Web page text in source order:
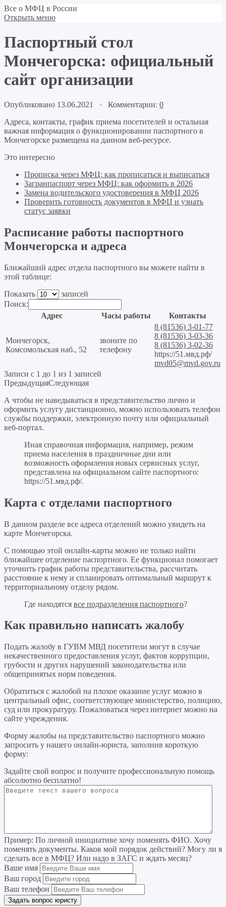
Все о МФЦ в России
Открыть меню
Паспортный стол
Мончегорска: официальный
сайт организации
Опубликовано 13.06.2021 · Комментарии: 0
Адреса, контакты, график приема посетителей и остальная
важная информация о функционировании паспортного в
Мончегорске размещена на данном веб-ресурсе.
Это интересно
Прописка через МФЦ: как прописаться и выписаться
Загранпаспорт через МФЦ: как оформить в 2026
Замена водительского удостоверения в МФЦ 2026
Проверить готовность документов в МФЦ и узнать
статус заявки
Расписание работы паспортного
Мончегорска и адреса
Ближайший адрес отдела паспортного вы можете найти в
этой таблице:
Показать
записей
Поиск:
Адрес
Часы работы Контакты
Мончегорск,
Комсомольская наб., 52
звоните по
телефону
8 (81536) 3-01-77
8 (81536) 3-03-36
8 (81536) 3-02-36
https://51.мвд.рф/
mvd05@mvd.gov.ru
Записи с 1 до 1 из 1 записей
ПредыдущаяСледующая
А чтобы не наведываться в представительство лично и
оформить услугу дистанционно, можно использовать телефон
службы поддержки, электронную почту или официальный
веб-портал.
Иная справочная информация, например, режим
приема населения в праздничные дни или
возможность оформления новых сервисных услуг,
представлена на официальном сайте паспортного:
https://51.мвд.рф/.
Карта с отделами паспортного
В данном разделе все адреса отделений можно увидеть на
карте Мончегорска.
С помощью этой онлайн-карты можно не только найти
ближайшее отделение паспортного. Ее функционал помогает
уточнить график работы представительства, рассчитать
расстояние к нему и спланировать оптимальный маршрут к
территориальному отделу рядом.
Где находятся все подразделения паспортного?
Как правильно написать жалобу
Подать жалобу в ГУВМ МВД посетители могут в случае
некачественного предоставления услуг, фактов коррупции,
грубости и других нарушений законодательства или
общепринятых норм поведения.
Обратиться с жалобой на плохое оказание услуг можно в
центральный офис, соответствующее министерство, полицию,
суд или прокуратуру. Пожаловаться через интернет можно на
сайте учреждения.
Форму жалобы на представительство паспортного можно
запросить у нашего онлайн-юриста, заполнив короткую
форму:
Задайте свой вопрос и получите профессиональную помощь
абсолютно бесплатно!
Пример: По личной инициативе хочу поменять ФИО. Хочу
поменять документы. Каков мой порядок действий? Могу ли я
сделать все в МФЦ? Или надо в ЗАГС и ждать месяц?
Ваше имя
Ваш город
Ваш телефон